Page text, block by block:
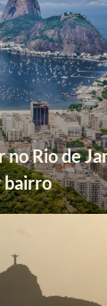
no Rio de
bairro